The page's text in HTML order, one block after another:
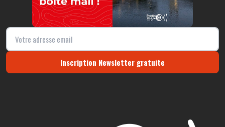
Inscription Newsletter gratuite